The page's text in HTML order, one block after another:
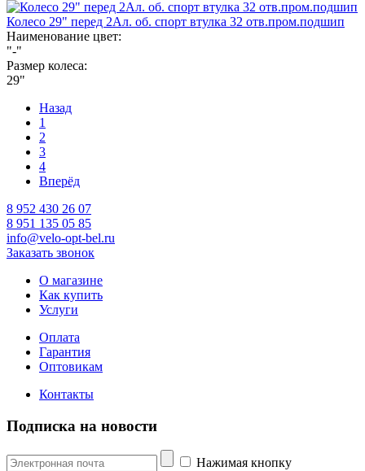
Колесо 29" перед 2Ал. об. спорт втулка 32 отв.пром.подшип
Наименование цвет:
"-"
Размер колеса:
29"
Назад
1
2
3
4
Вперёд
8 952 430 26 07
8 951 135 05 85
info@velo-opt-bel.ru
Заказать звонок
О магазине
Как купить
Услуги
Оплата
Гарантия
Оптовикам
Контакты
Подписка на новости
Нажимая кнопку